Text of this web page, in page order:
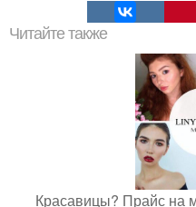
Читайте также
Красавицы? Прайс на